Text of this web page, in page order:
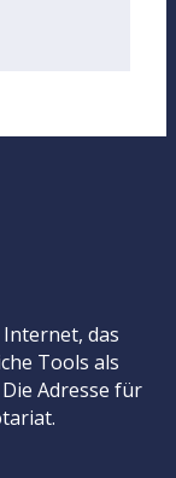
das
Tools als
Adresse für